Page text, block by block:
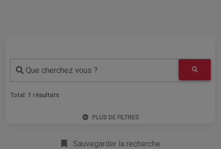
Que cherchez vous ?
Total: 1 résultats
PLUS DE FILTRES
Sauvegarder la recherche